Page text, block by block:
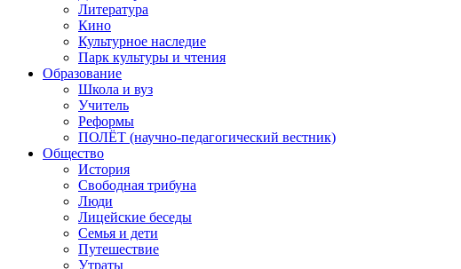
Литература
Кино
Культурное наследие
Парк культуры и чтения
Образование
Школа и вуз
Учитель
Реформы
ПОЛЁТ (научно-педагогический вестник)
Общество
История
Свободная трибуна
Люди
Лицейские беседы
Семья и дети
Путешествие
Утраты